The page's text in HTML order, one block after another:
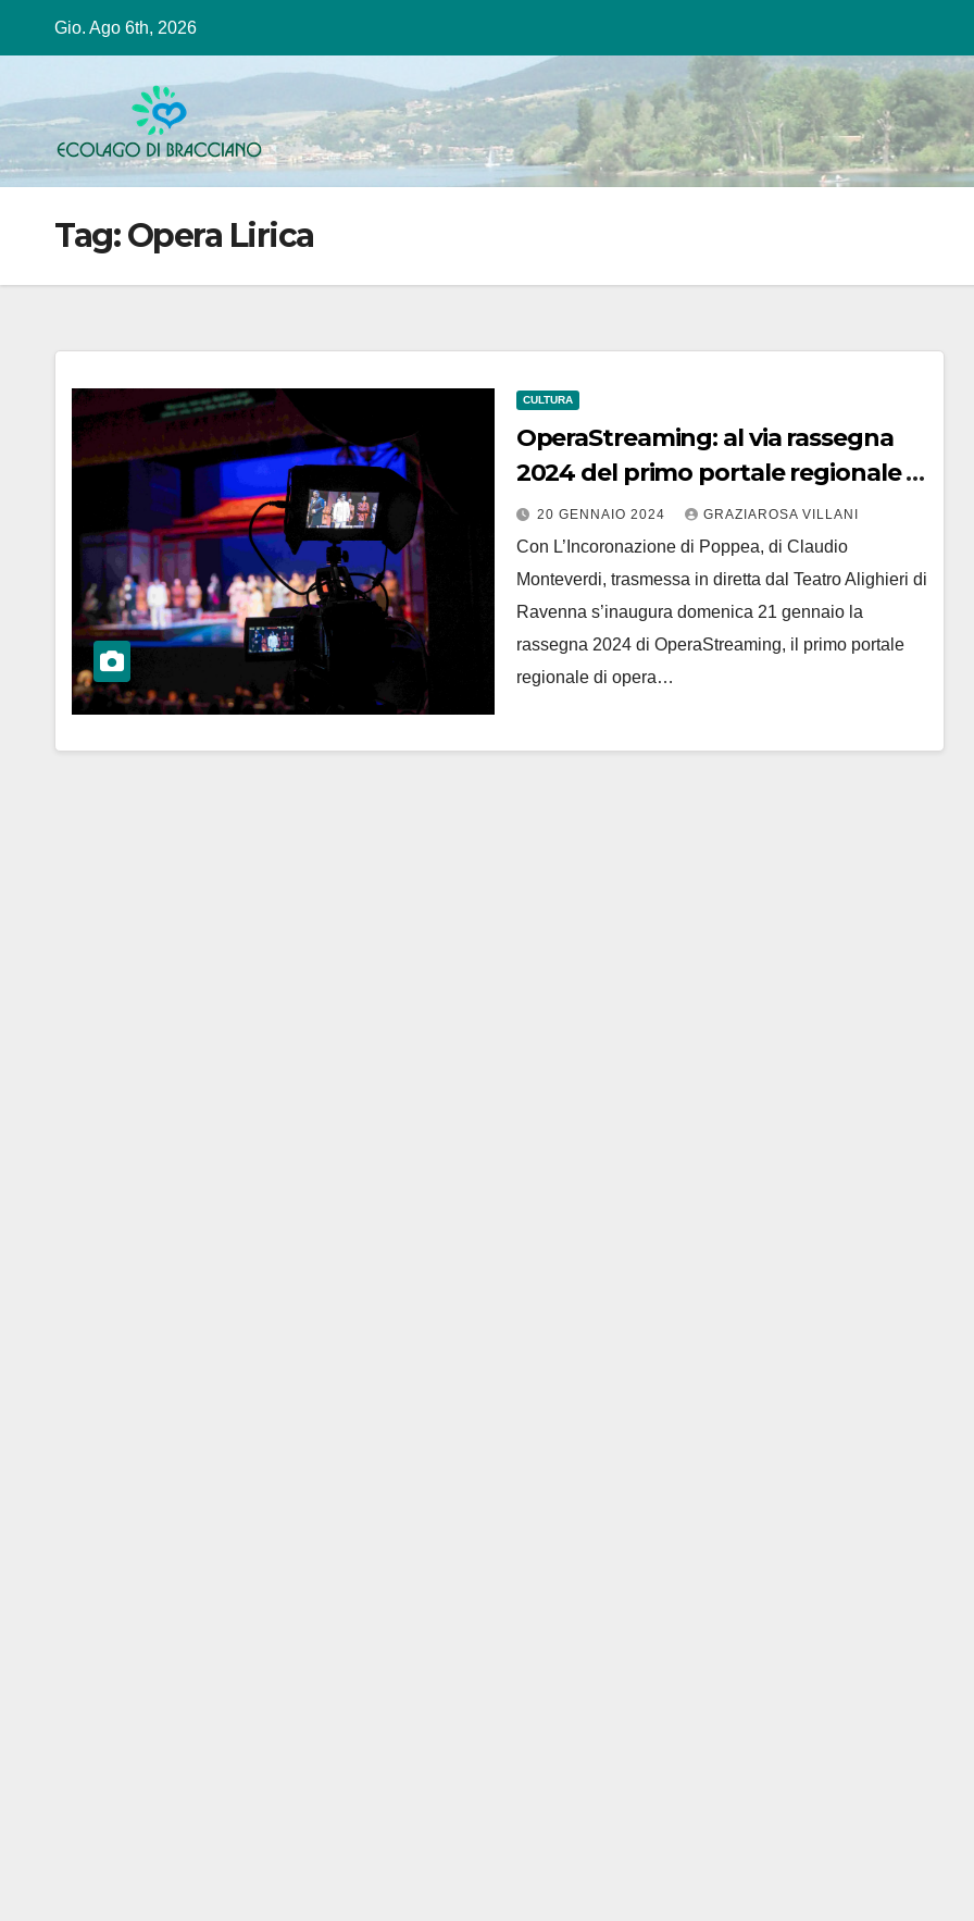
Gio. Ago 6th, 2026
Tag:Opera Lirica
CULTURA
OperaStreaming: al via rassegna
2024 del primo portale regionale di
lirica al mondo
20 GENNAIO 2024 GRAZIAROSA VILLANI
Con L’Incoronazione di Poppea, di Claudio
Monteverdi, trasmessa in diretta dal Teatro Alighieri di
Ravenna s’inaugura domenica 21 gennaio la
rassegna 2024 di OperaStreaming, il primo portale
regionale di opera…